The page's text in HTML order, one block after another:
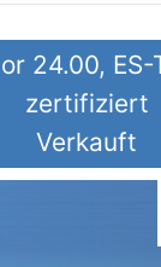
24.00, ES-
zertifiziert
Verkauft